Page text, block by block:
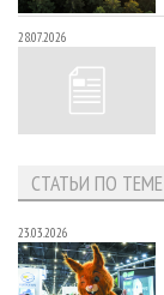
28.07.2026
СТАТЬИ ПО ТЕМЕ
23.03.2026